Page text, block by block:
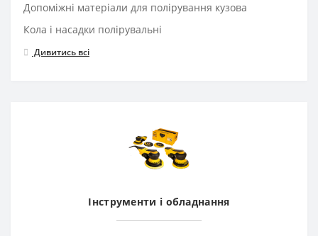
Допоміжні матеріали для полірування кузова
Кола і насадки полірувальні
Дивитись всі
Інструменти і обладнання